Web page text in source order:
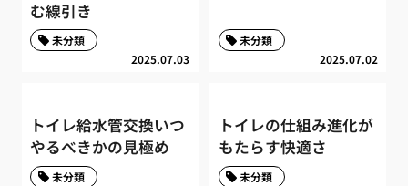
む線引き
2025.07.03
未分類
2025.07.02
未分類
トイレ給水管交換いつ
やるべきかの見極め
未分類
トイレの仕組み進化が
もたらす快適さ
未分類